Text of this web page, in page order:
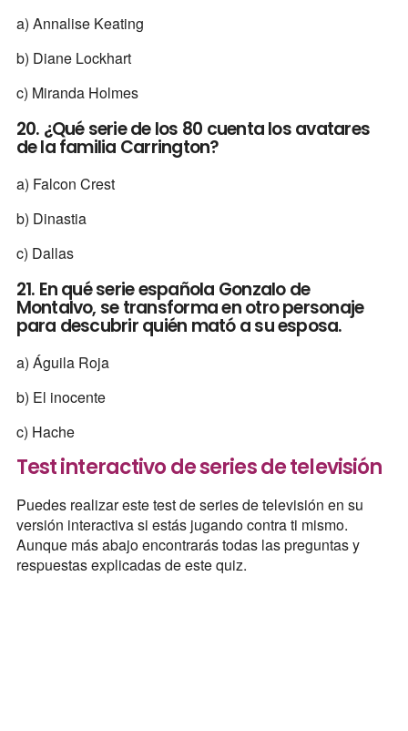
a) Annalise Keating
b) Diane Lockhart
c) Miranda Holmes
20. ¿Qué serie de los 80 cuenta los avatares
de la familia Carrington?
a) Falcon Crest
b) Dinastia
c) Dallas
21. En qué serie española Gonzalo de
Montalvo, se transforma en otro personaje
para descubrir quién mató a su esposa.
a) Águila Roja
b) El inocente
c) Hache
Test interactivo de series de televisión
Puedes realizar este test de series de televisión en su
versión interactiva si estás jugando contra ti mismo.
Aunque más abajo encontrarás todas las preguntas y
respuestas explicadas de este quiz.